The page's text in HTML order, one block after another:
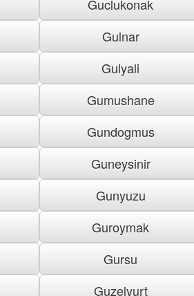
Guclukonak
Gulnar
Gulyali
Gumushane
Gundogmus
Guneysinir
Gunyuzu
Guroymak
Gursu
Guzelyurt